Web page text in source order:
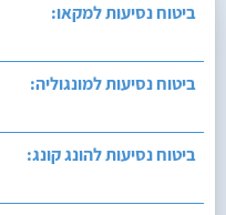
ביטוח נסיעות למונגוליה:
ביטוח נסיעות להונג קונג:
ביטוח נסיעות למוזמביק: